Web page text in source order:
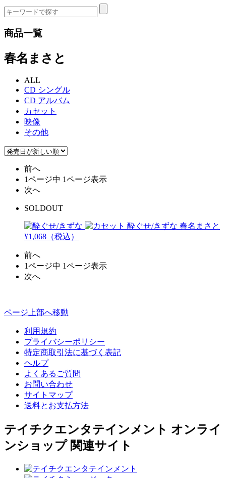
商品一覧
春名まさと
ALL
CD シングル
CD アルバム
カセット
映像
その他
前へ
1ページ中 1ページ表示
次へ
SOLDOUT
酔ぐせ/きずな 春名まさと
¥1,068（税込）
前へ
1ページ中 1ページ表示
次へ
ページ上部へ移動
利用規約
プライバシーポリシー
特定商取引法に基づく表記
ヘルプ
よくあるご質問
お問い合わせ
サイトマップ
送料とお支払方法
テイチクエンタテインメント オンライ
ンショップ 関連サイト